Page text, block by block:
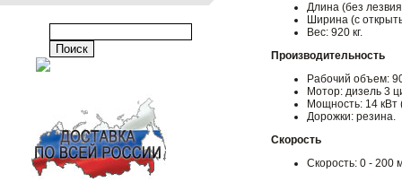
Длина (без
Ширина (с
Вес: 920 кг.
Производительность
Рабочий объем:
Мотор: дизель 3
Мощность: 14 кВт
Дорожки: резина.
Скорость
Скорость: 0 - 200